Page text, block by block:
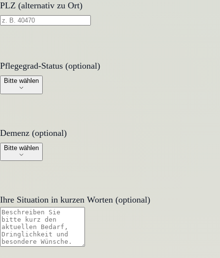
PLZ (alternativ zu Ort)
Pflegegrad-Status (optional)
Pflegegrad-Status (optional)
Bitte wählen
Demenz (optional)
Demenz (optional)
Bitte wählen
Ihre Situation in kurzen Worten (optional)